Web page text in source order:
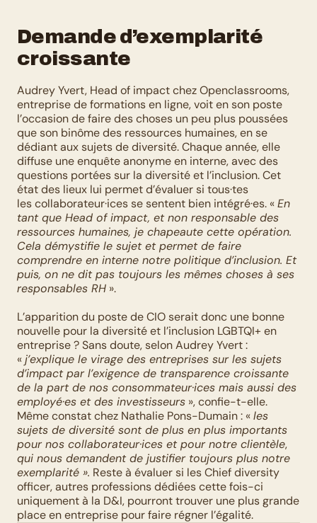
Demande d’exemplarité
croissante
Audrey Yvert, Head of impact chez Openclassrooms,
entreprise de formations en ligne, voit en son poste
l’occasion de faire des choses un peu plus poussées
que son binôme des ressources humaines, en se
dédiant aux sujets de diversité. Chaque année, elle
diffuse une enquête anonyme en interne, avec des
questions portées sur la diversité et l’inclusion. Cet
état des lieux lui permet d’évaluer si tous·tes
les collaborateur·ices se sentent bien intégré·es. « En
tant que Head of impact, et non responsable des
ressources humaines, je chapeaute cette opération.
Cela démystifie le sujet et permet de faire
comprendre en interne notre politique d’inclusion. Et
puis, on ne dit pas toujours les mêmes choses à ses
responsables RH ».
L’apparition du poste de CIO serait donc une bonne
nouvelle pour la diversité et l’inclusion LGBTQI+ en
entreprise ? Sans doute, selon Audrey Yvert :
« j’explique le virage des entreprises sur les sujets
d’impact par l’exigence de transparence croissante
de la part de nos consommateur·ices mais aussi des
employé·es et des investisseurs », confie-t-elle.
Même constat chez Nathalie Pons-Dumain : « les
sujets de diversité sont de plus en plus importants
pour nos collaborateur·ices et pour notre clientèle
qui nous demandent de justifier toujours plus notre
exemplarité ». Reste à évaluer si les Chief diversity
officer, autres professions dédiées cette fois-ci
uniquement à la D&I, pourront trouver une plus grande
place en entreprise pour faire régner l’égalité.